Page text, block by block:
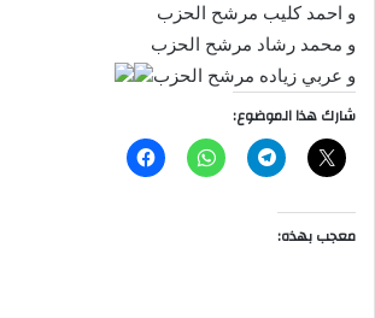
و احمد كليب مرشح الحزب
و محمد رشاد مرشح الحزب
و عربي زياده مرشح الحزب
شارك هذا الموضوع:
معجب بهذه: